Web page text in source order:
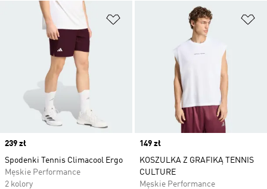
Dodaj do listy życzeń
Price
239 zł
Spodenki Tennis Climacool Ergo
Męskie Performance
2 kolory
Price
149 zł
KOSZULKA Z GRAFIKĄ TENNIS
CULTURE
Męskie Performance